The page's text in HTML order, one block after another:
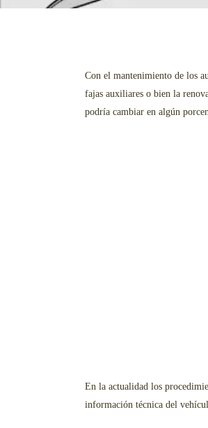
Con el mantenimiento de los
fajas auxiliares o bien la
podría cambiar en algún
En la actualidad los
información técnica del